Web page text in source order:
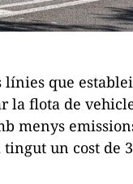
línies que
la flota de
menys
un cost de